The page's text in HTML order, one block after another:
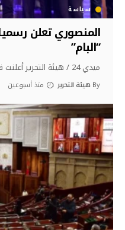
سياسة
المنصوري تعلن
“البام”
ميدي 24 / هيئة التحرير أعلنت فاطمة الزهراء
By هيئة التحرير منذ أسبوعين